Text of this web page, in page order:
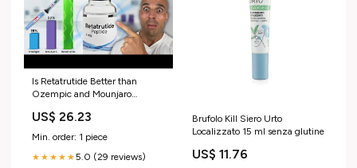
Is Retatrutide Better than
Ozempic and Mounjaro
US$ 26.23
Min. order: 1 piece
★★★★★5.0 (29 reviews)
Brufolo Kill Siero Urto
Localizzato 15 ml senza glutine
US$ 11.76